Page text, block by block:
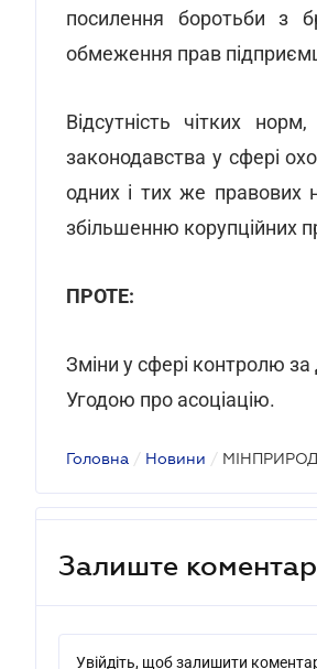
посилення боротьби з
обмеження прав
Відсутність чітких
законодавства у сфері
одних і тих же правових
збільшенню корупційних
ПРОТЕ:
Зміни у сфері контролю
Угодою про асоціацію.
Головна / Новини /
Залиште коментар
Увійдіть, щоб залишити